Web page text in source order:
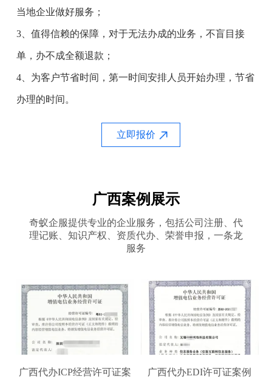
当地企业做好服务；
3、值得信赖的保障，对于无法办成的业务，不盲目接
单，办不成全额退款；
4、为客户节省时间，第一时间安排人员开始办理，节省
办理的时间。
立即报价
广西案例展示
奇蚁企服提供专业的企业服务，包括公司注册、代
理记账、知识产权、资质代办、荣誉申报，一条龙
服务
广西代办ICP经营许可证案
广西代办EDI许可证案例